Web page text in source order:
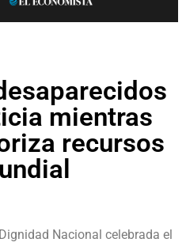
mientras
recursos
Nacional celebrada el